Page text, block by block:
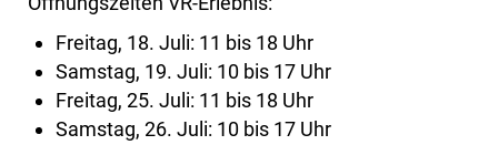
Freitag, 18. Juli: 11 bis 18 Uhr
Samstag, 19. Juli: 10 bis 17 Uhr
Freitag, 25. Juli: 11 bis 18 Uhr
Samstag, 26. Juli: 10 bis 17 Uhr